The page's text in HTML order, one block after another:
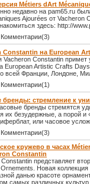
Métiers dArt
недавно на pam65.ru
Ajourées от Vacheron
здесь: http://
Constantin на European
Vacheron Constantin примет
European Artistic Crafts
всей Франции, Лондоне,
бренды: стремление к
бренды стремятся
их безудержные, а порой
или часовое
кружево в часах
Constantin
представляет
Новая
данью красоте
самых различных культур.